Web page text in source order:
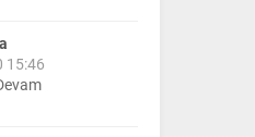
15:46